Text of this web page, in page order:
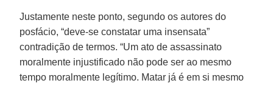
Justamente neste ponto, segundo os autores do
posfácio, “deve-se constatar uma insensata”
contradição de termos. “Um ato de assassinato
moralmente injustificado não pode ser ao mesmo
tempo moralmente legítimo. Matar já é em si mesmo